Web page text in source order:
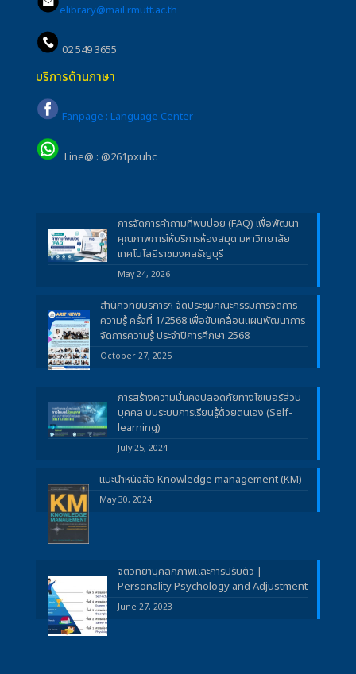
elibrary@mail.rmutt.ac.th
02 549 3655
บริการด้านภาษา
Fanpage : Language Center
Line@ : @261pxuhc
การจัดการคำถามที่พบบ่อย (FAQ) เพื่อพัฒนา
คุณภาพการให้บริการห้องสมุด มหาวิทยาลัย
เทคโนโลยีราชมงคลธัญบุรี
May 24, 2026
สำนักวิทยบริการฯ จัดประชุมคณะกรรมการจัดการ
ความรู้ ครั้งที่ 1/2568 เพื่อขับเคลื่อนแผนพัฒนาการ
จัดการความรู้ ประจำปีการศึกษา 2568
October 27, 2025
การสร้างความมั่นคงปลอดภัยทางไซเบอร์ส่วน
บุคคล บนระบบการเรียนรู้ด้วยตนเอง (Self-
learning)
July 25, 2024
แนะนำหนังสือ Knowledge management (KM)
May 30, 2024
จิตวิทยาบุคลิกภาพและการปรับตัว |
Personality Psychology and Adjustment
June 27, 2023